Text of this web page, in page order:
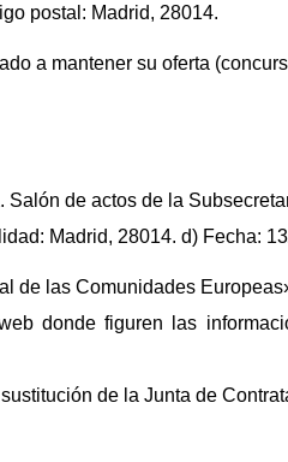
postal: Madrid, 28014.
a mantener su oferta
de actos de la
Madrid, 28014. d) Fecha:
de las Comunidades
donde figuren las
de la Junta de